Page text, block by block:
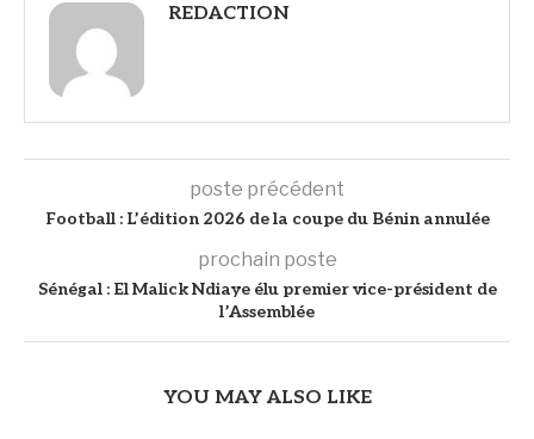
REDACTION
poste précédent
Football : L’édition 2026 de la coupe du Bénin annulée
prochain poste
Sénégal : El Malick Ndiaye élu premier vice-président de
l’Assemblée
YOU MAY ALSO LIKE